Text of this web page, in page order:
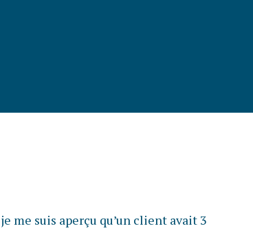
me suis aperçu qu’un client avait 3